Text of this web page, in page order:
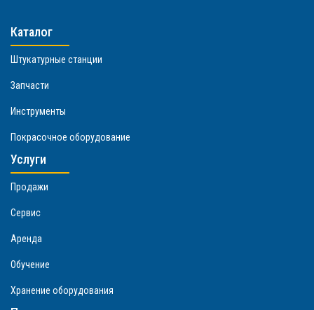
Каталог
Штукатурные станции
Запчасти
Инструменты
Покрасочное оборудование
Услуги
Продажи
Сервис
Аренда
Обучение
Хранение оборудования